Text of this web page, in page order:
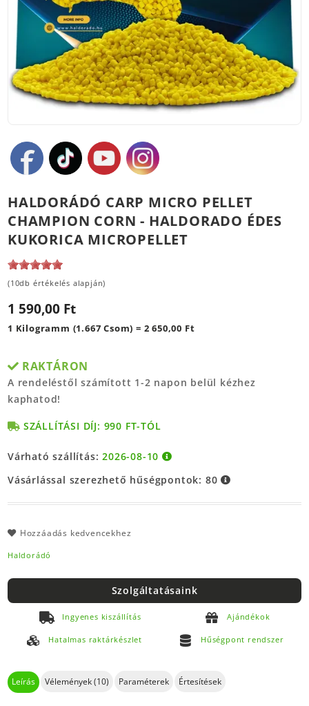
HALDORÁDÓ CARP MICRO PELLET
CHAMPION CORN - HALDORADO ÉDES
KUKORICA MICROPELLET
(10db értékelés alapján)
1 590,00 Ft
1 Kilogramm (1.667 Csom) = 2 650,00 Ft
RAKTÁRON
A rendeléstől számított 1-2 napon belül kézhez
kaphatod!
SZÁLLÍTÁSI DÍJ: 990 FT-TÓL
Várható szállítás:2026-08-10
Vásárlással szerezhető hűségpontok: 80
Hozzáadás kedvencekhez
Haldorádó
Szolgáltatásaink
Ingyenes kiszállítás Ajándékok
Hatalmas raktárkészlet Hűségpont rendszer
Leírás Vélemények (10) Paraméterek Értesítések